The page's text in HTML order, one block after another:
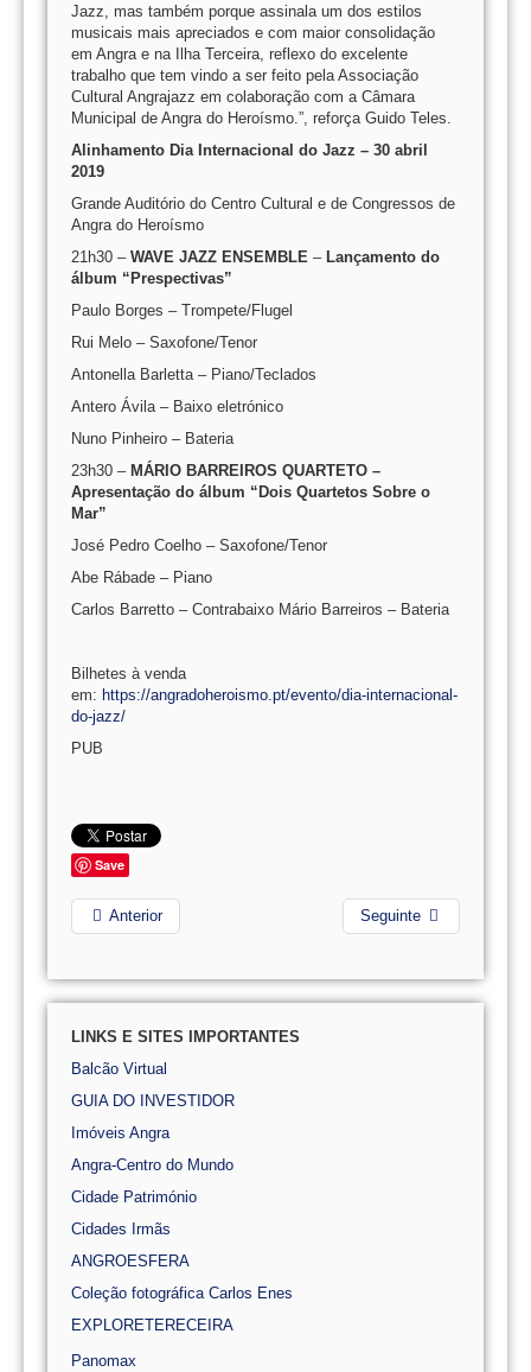
Jazz, mas também porque assinala um dos estilos
musicais mais apreciados e com maior consolidação
em Angra e na Ilha Terceira, reflexo do excelente
trabalho que tem vindo a ser feito pela Associação
Cultural Angrajazz em colaboração com a Câmara
Municipal de Angra do Heroísmo.”, reforça Guido Teles.
Alinhamento Dia Internacional do Jazz – 30 abril
2019
Grande Auditório do Centro Cultural e de Congressos de
Angra do Heroísmo
21h30 – WAVE JAZZ ENSEMBLE – Lançamento do
álbum “Prespectivas”
Paulo Borges – Trompete/Flugel
Rui Melo – Saxofone/Tenor
Antonella Barletta – Piano/Teclados
Antero Ávila – Baixo eletrónico
Nuno Pinheiro – Bateria
23h30 – MÁRIO BARREIROS QUARTETO –
Apresentação do álbum “Dois Quartetos Sobre o
Mar”
José Pedro Coelho – Saxofone/Tenor
Abe Rábade – Piano
Carlos Barretto – Contrabaixo Mário Barreiros – Bateria
Bilhetes à venda
em: https://angradoheroismo.pt/evento/dia-internacional-
do-jazz/
PUB
Save
Anterior Seguinte
LINKS E SITES IMPORTANTES
Balcão Virtual
GUIA DO INVESTIDOR
Imóveis Angra
Angra-Centro do Mundo
Cidade Património
Cidades Irmãs
ANGROESFERA
Coleção fotográfica Carlos Enes
EXPLORETERECEIRA
Panomax